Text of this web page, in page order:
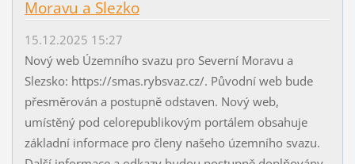
Moravu a Slezko
15.12.2025 15:27
Nový web Územního svazu pro Severní Moravu a
Slezsko: https://smas.rybsvaz.cz/. Původní web bude
přesměrován a postupně odstaven. Nový web,
umístěný pod celorepublikovým portálem obsahuje
základní informace pro členy našeho územního svazu.